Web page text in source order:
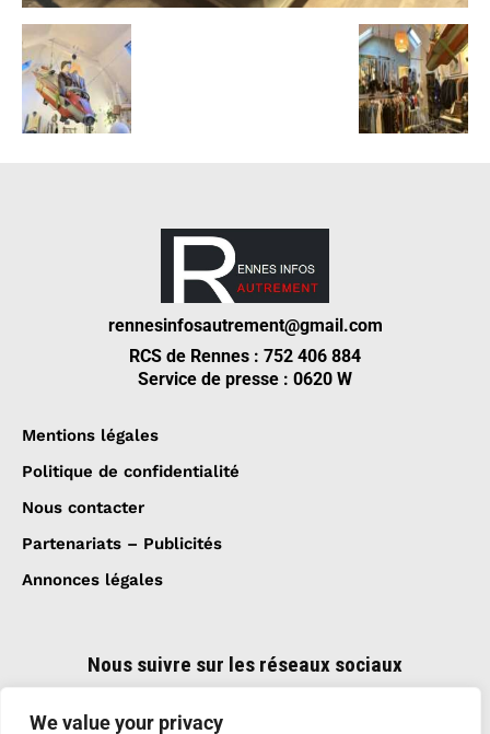
We value your privacy
rennesinfosautrement@gmail.com
RCS de Rennes : 752 406 884
Service de presse : 0620 W
Mentions légales
Politique de confidentialité
Nous contacter
Partenariats – Publicités
Annonces légales
Nous suivre sur les réseaux sociaux